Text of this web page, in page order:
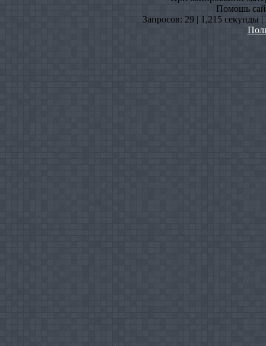
Помошь
Запросов: 29 | 1,215 секунды